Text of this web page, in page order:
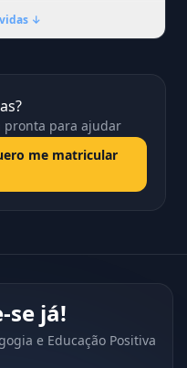
↓
pronta para ajudar
me matricular
se já!
e Educação Positiva